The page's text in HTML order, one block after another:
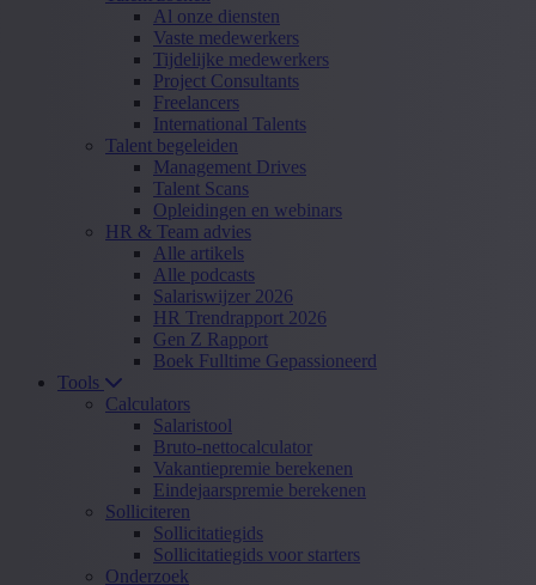
Al onze diensten
Vaste medewerkers
Tijdelijke medewerkers
Project Consultants
Freelancers
International Talents
Talent begeleiden
Management Drives
Talent Scans
Opleidingen en webinars
HR & Team advies
Alle artikels
Alle podcasts
Salariswijzer 2026
HR Trendrapport 2026
Gen Z Rapport
Boek Fulltime Gepassioneerd
Tools
Calculators
Salaristool
Bruto-nettocalculator
Vakantiepremie berekenen
Eindejaarspremie berekenen
Solliciteren
Sollicitatiegids
Sollicitatiegids voor starters
Onderzoek